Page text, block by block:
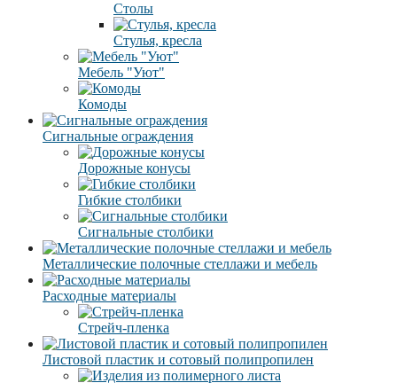
Столы
Стулья, кресла
Мебель "Уют"
Комоды
Сигнальные ограждения
Дорожные конусы
Гибкие столбики
Сигнальные столбики
Металлические полочные стеллажи и мебель
Расходные материалы
Стрейч-пленка
Листовой пластик и сотовый полипропилен